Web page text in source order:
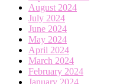
August 2024
July 2024
June 2024
May 2024
April 2024
March 2024
February 2024
January 2024